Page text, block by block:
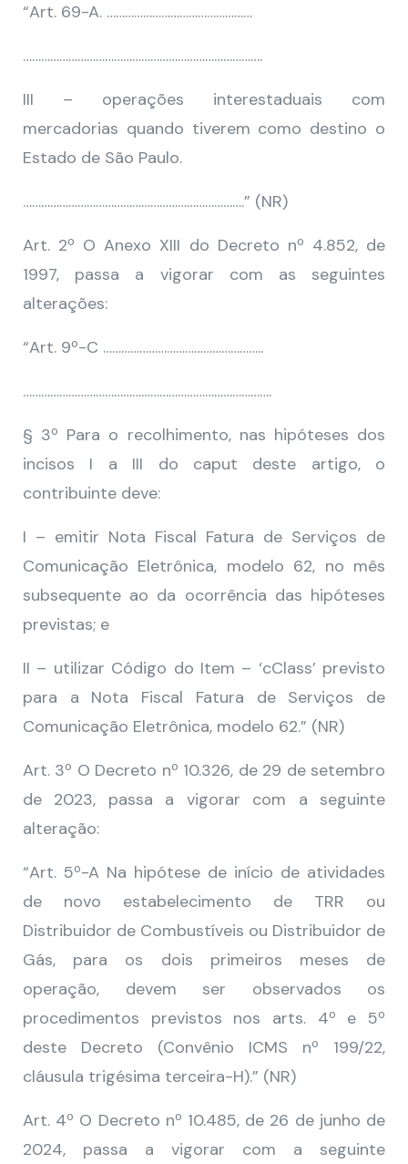
“Art. 69-A. …………………………………………
…………………………………………………………………….
III – operações interestaduais com
mercadorias quando tiverem como destino o
Estado de São Paulo.
……………………………………………………………….” (NR)
Art. 2º O Anexo XIII do Decreto nº 4.852, de
1997, passa a vigorar com as seguintes
alterações:
“Art. 9º-C ……………………………………………..
……………………………………………………………………….
§ 3º Para o recolhimento, nas hipóteses dos
incisos I a III do caput deste artigo, o
contribuinte deve:
I – emitir Nota Fiscal Fatura de Serviços de
Comunicação Eletrônica, modelo 62, no mês
subsequente ao da ocorrência das hipóteses
previstas; e
II – utilizar Código do Item – ‘cClass’ previsto
para a Nota Fiscal Fatura de Serviços de
Comunicação Eletrônica, modelo 62.” (NR)
Art. 3º O Decreto nº 10.326, de 29 de setembro
de 2023, passa a vigorar com a seguinte
alteração:
“Art. 5º-A Na hipótese de início de atividades
de novo estabelecimento de TRR ou
Distribuidor de Combustíveis ou Distribuidor de
Gás, para os dois primeiros meses de
operação, devem ser observados os
procedimentos previstos nos arts. 4º e 5º
deste Decreto (Convênio ICMS nº 199/22,
cláusula trigésima terceira-H).” (NR)
Art. 4º O Decreto nº 10.485, de 26 de junho de
2024, passa a vigorar com a seguinte